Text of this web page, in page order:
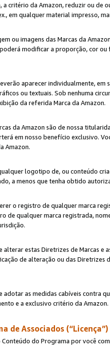
a critério da Amazon, reduzir ou de
em qualquer material impresso,
ou imagens das Marcas da
modificar a proporção, cor
aparecer individualmente,
ou textuais. Sob nenhuma
da referida Marca da Amazon.
da Amazon são de nossa
em nosso benefício exclusivo.
Amazon.
logotipo de, ou conteúdo
a menos que tenha obtido
o registro de qualquer marca
de qualquer marca registrada,
estas Diretrizes de Marcas e
de alteração ou das Diretrizes
adotar as medidas cabíveis contra
e a exclusivo critério da Amazon.
de Associados (“Licença”)
Conteúdo do Programa por você